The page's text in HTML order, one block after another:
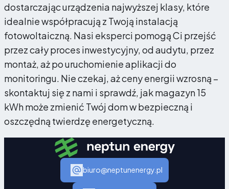
dostarczając urządzenia najwyższej klasy, które
idealnie współpracują z Twoją instalacją
fotowoltaiczną. Nasi eksperci pomogą Ci przejść
przez cały proces inwestycyjny, od audytu, przez
montaż, aż po uruchomienie aplikacji do
monitoringu. Nie czekaj, aż ceny energii wzrosną –
skontaktuj się z nami i sprawdź, jak magazyn 15
kWh może zmienić Twój dom w bezpieczną i
oszczędną twierdzę energetyczną.
biuro@neptunenergy.pl